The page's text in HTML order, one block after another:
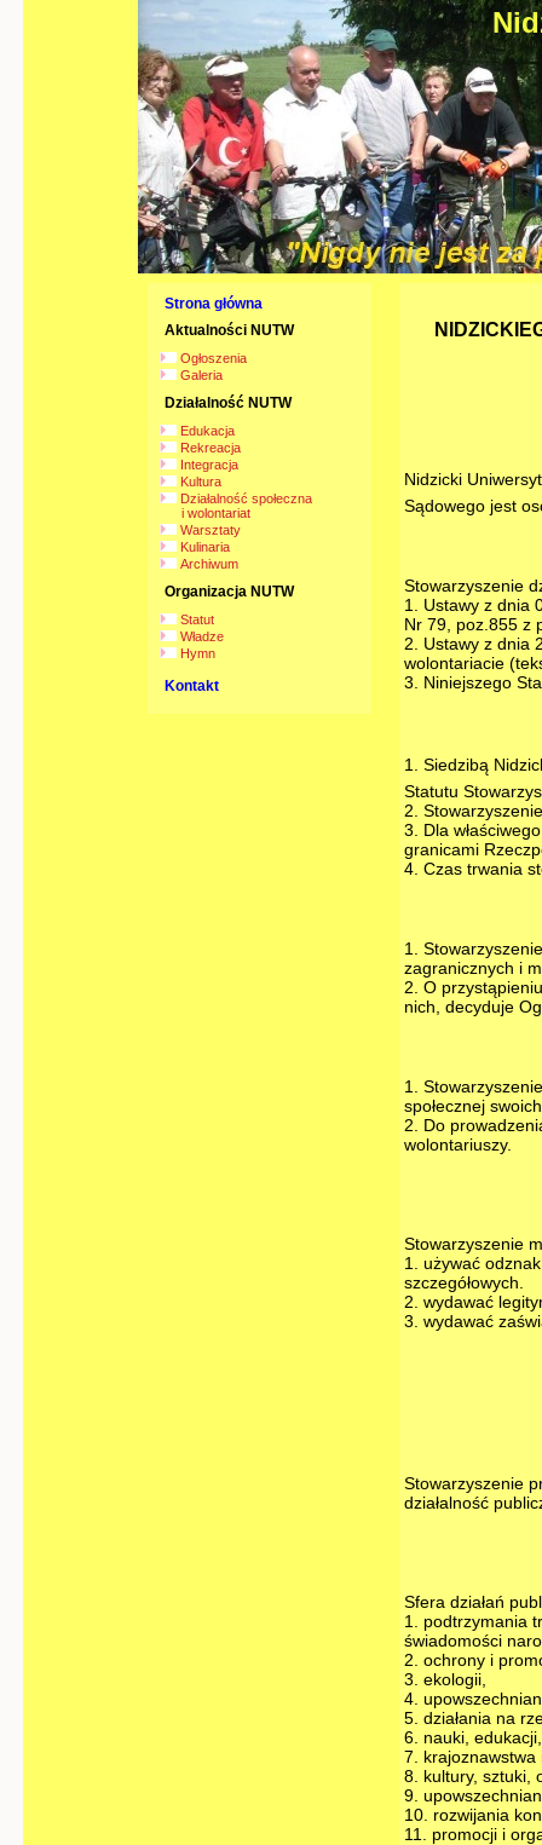
Strona główna
Aktualności NUTW
Ogłoszenia
Galeria
Działalność NUTW
Edukacja
Rekreacja
Integracja
Kultura
Działalność społeczna
i wolontariat
Warsztaty
Kulinaria
Archiwum
Organizacja NUTW
Statut
Władze
Hymn
Kontakt
Nidzicki
Sądowego jest
Stowarzyszenie
1. Ustawy z dnia
Nr 79, poz.855 z
2. Ustawy z dnia
wolontariacie
3. Niniejszego
1. Siedzibą
Statutu
2.
3. Dla
granicami
4. Czas trwania
1.
zagranicznych i
2. O
nich, decyduje
1.
społecznej
2. Do
wolontariuszy.
Stowarzyszenie
1. używać
szczegółowych.
2. wydawać
3. wydawać
Stowarzyszenie
działalność
Sfera działań
1. podtrzymania
świadomości
2. ochrony i
3. ekologii,
4.
5. działania na
6. nauki,
7. krajoznawstwa
8. kultury, sztuki,
9.
10. rozwijania
11. promocji i